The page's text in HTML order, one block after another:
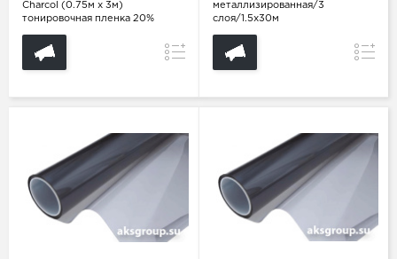
Charcol (0.75м х 3м)
тонировочная пленка 20%
Сравнение
металлизированная/3
слоя/1.5x30м